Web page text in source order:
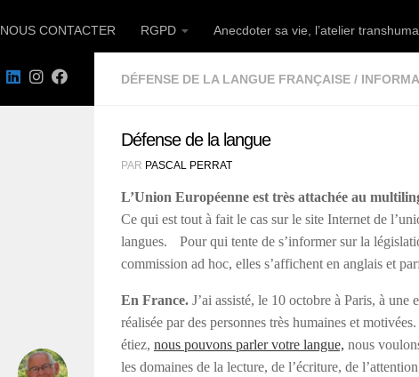
NOUS CONTACTER RGPD Anecdoter sa vie, l’atelier
DÉFENSE DE LA LANGUE FRANÇAISE /
Défense de la langue
PAR PASCAL PERRAT
L’Union Européenne est très attachée au
Ce qui est tout à fait le cas sur le site Internet de
langues. Pour qui tente de s’informer sur la
commission ad hoc, elles s’affichent en anglais et
En France. J’ai assisté, le 10 octobre à Paris, à
réalisée par des personnes très humaines et
étiez, nous pouvons parler votre langue, nous
les domaines de la lecture, de l’écriture, de